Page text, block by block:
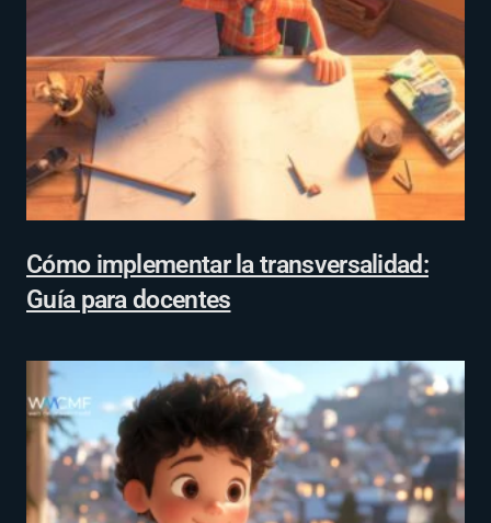
Cómo implementar la transversalidad:
Guía para docentes